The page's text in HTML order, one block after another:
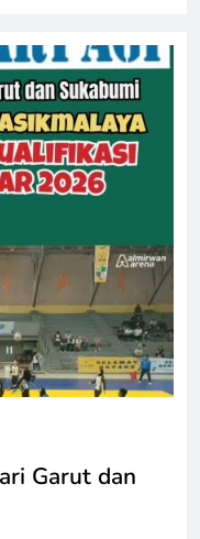
Garut dan